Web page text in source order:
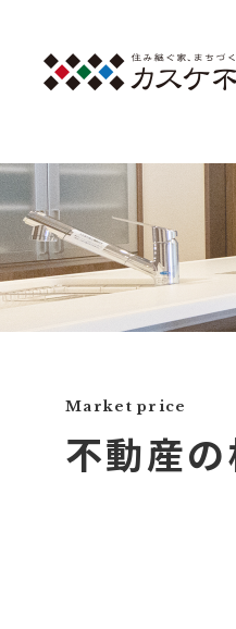
Market price
不動産